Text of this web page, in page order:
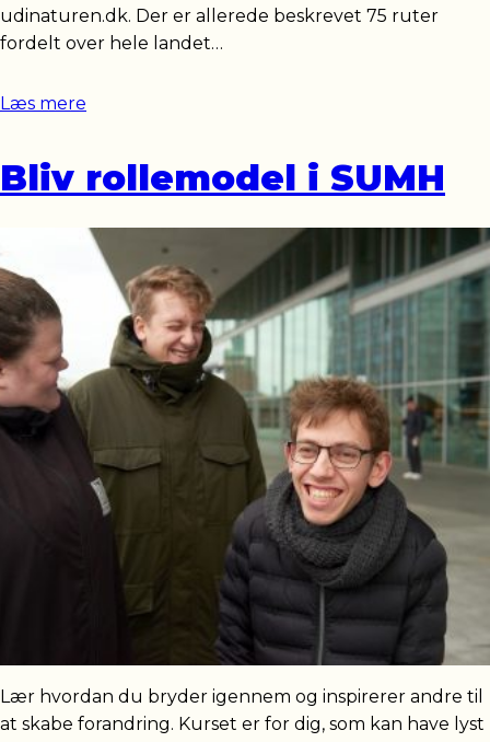
udinaturen.dk. Der er allerede beskrevet 75 ruter
fordelt over hele landet…
Læs mere
Bliv rollemodel i SUMH
Lær hvordan du bryder igennem og inspirerer andre til
at skabe forandring. Kurset er for dig, som kan have lyst